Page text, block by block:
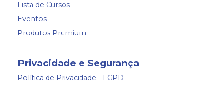
Lista de Cursos
Eventos
Produtos Premium
Privacidade e Segurança
Política de Privacidade - LGPD